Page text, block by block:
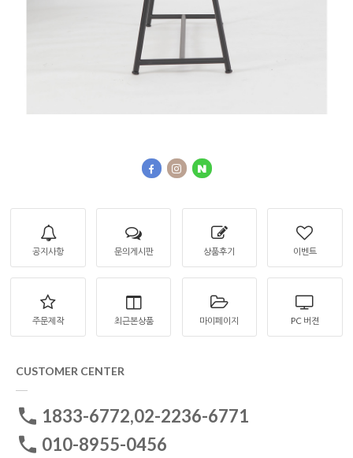
공지사항 문의게시판 상품후기 이벤트
주문제작 최근본상품 마이페이지 PC 버젼
CUSTOMER CENTER
1833-6772,02-2236-6771
010-8955-0456